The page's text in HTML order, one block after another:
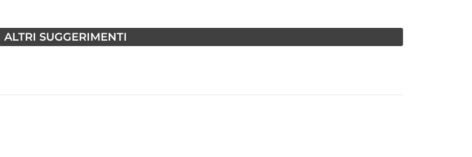
ALTRI SUGGERIMENTI